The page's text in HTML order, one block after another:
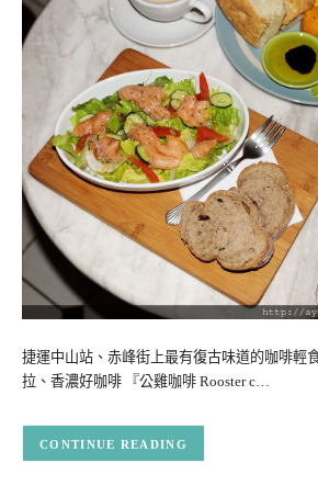
捷運中山站、赤峰街上最有復古味道的咖啡輕
拉、香濃好咖啡 『公雞咖啡 Rooster c…
CONTINUE READING